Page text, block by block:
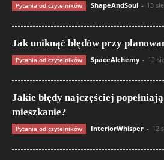
Pytania od czytelników ShapeAndSoul - 13
Jak uniknąć błędów przy
Pytania od czytelników SpaceAlchemy - 12
Jakie błędy najczęściej
mieszkanie?
Pytania od czytelników InteriorWhisper - 12